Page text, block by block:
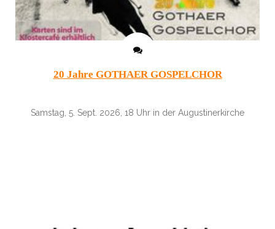
20 Jahre GOTHAER GOSPELCHOR
Samstag, 5. Sept. 2026, 18 Uhr in der Augustinerkirche